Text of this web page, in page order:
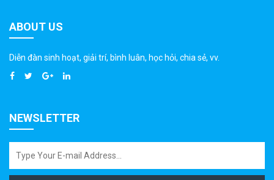
ABOUT US
Diễn đàn sinh hoạt, giải trí, bình luân, học hỏi, chia sẻ, vv.
NEWSLETTER